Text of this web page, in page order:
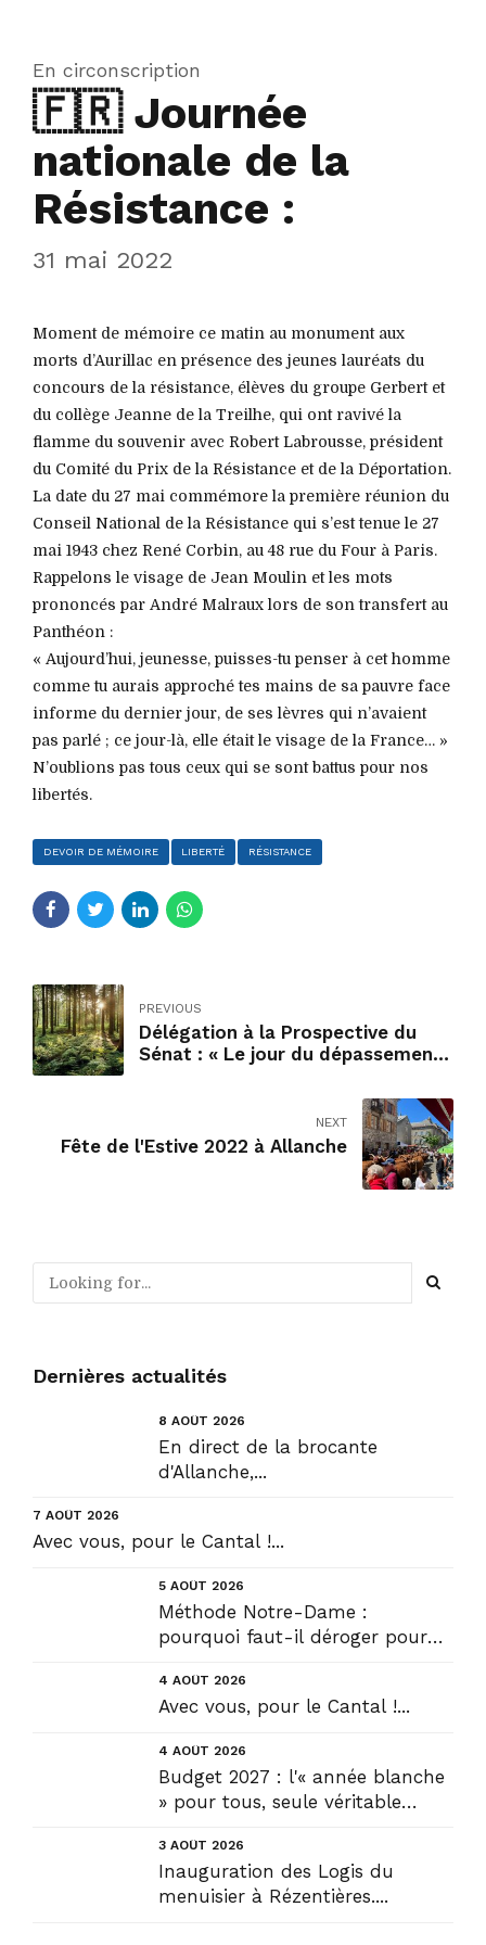
En circonscription
🇫🇷 Journée
nationale de la
Résistance :
31 mai 2022
Moment de mémoire ce matin au monument aux
morts d’Aurillac en présence des jeunes lauréats du
concours de la résistance, élèves du groupe Gerbert et
du collège Jeanne de la Treilhe, qui ont ravivé la
flamme du souvenir avec Robert Labrousse, président
du Comité du Prix de la Résistance et de la Déportation.
La date du 27 mai commémore la première réunion du
Conseil National de la Résistance qui s’est tenue le 27
mai 1943 chez René Corbin, au 48 rue du Four à Paris.
Rappelons le visage de Jean Moulin et les mots
prononcés par André Malraux lors de son transfert au
Panthéon :
« Aujourd’hui, jeunesse, puisses-tu penser à cet homme
comme tu aurais approché tes mains de sa pauvre face
informe du dernier jour, de ses lèvres qui n’avaient
pas parlé ; ce jour-là, elle était le visage de la France… »
N’oublions pas tous ceux qui se sont battus pour nos
libertés.
DEVOIR DE MÉMOIRE LIBERTÉ RÉSISTANCE
PREVIOUS
Délégation à la Prospective du
Sénat : « Le jour du dépassement
NEXT
Fête de l'Estive 2022 à Allanche
Dernières actualités
8 AOÛT 2026
En direct de la brocante
d'Allanche,...
7 AOÛT 2026
Avec vous, pour le Cantal !...
5 AOÛT 2026
Méthode Notre-Dame :
pourquoi faut-il déroger pour
4 AOÛT 2026
Avec vous, pour le Cantal !...
4 AOÛT 2026
Budget 2027 : l'« année blanche
» pour tous, seule véritable
3 AOÛT 2026
Inauguration des Logis du
menuisier à Rézentières....